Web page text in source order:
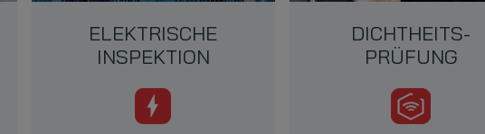
ELEKTRISCHE
INSPEKTION
DICHTHEITS-
PRÜFUNG